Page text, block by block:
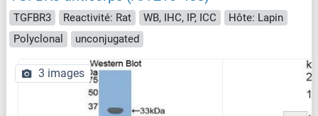
TGFBR3 Reactivité: Rat WB, IHC, IP, ICC
Hôte: Lapin
Polyclonal
unconjugated
3 images